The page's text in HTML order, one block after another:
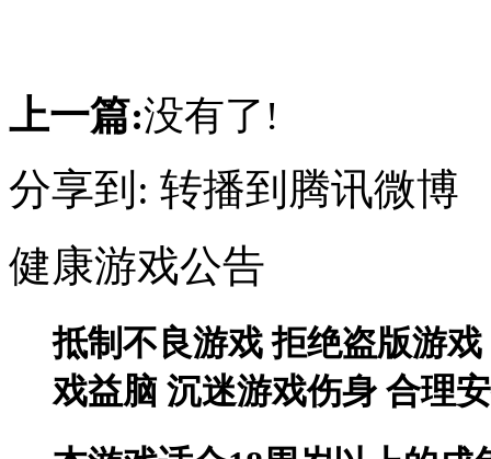
上一篇:没有了!
分享到: 转播到腾讯微博
健康游戏公告
抵制不良游戏 拒绝盗版游
戏益脑 沉迷游戏伤身 合理